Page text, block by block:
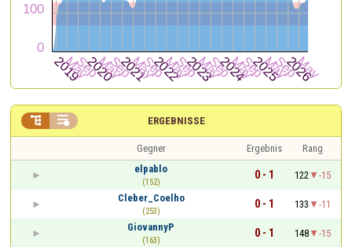
ERGEBNISSE
 
Gegner Ergebnis
Rang
elpablo
(152)
0 - 1 122
-15
Cleber_Coelho
(253)
0 - 1 133
-11
GiovannyP
(163)
0 - 1 148
-15